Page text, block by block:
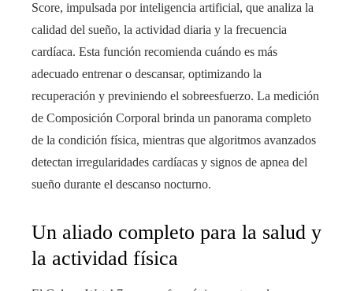
Score, impulsada por inteligencia artificial, que analiza la
calidad del sueño, la actividad diaria y la frecuencia
cardíaca. Esta función recomienda cuándo es más
adecuado entrenar o descansar, optimizando la
recuperación y previniendo el sobreesfuerzo. La medición
de Composición Corporal brinda un panorama completo
de la condición física, mientras que algoritmos avanzados
detectan irregularidades cardíacas y signos de apnea del
sueño durante el descanso nocturno.
Un aliado completo para la salud y
la actividad física